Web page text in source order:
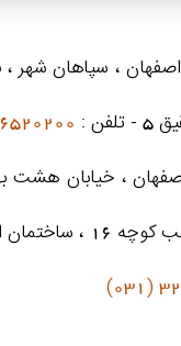
اصفهان ، سپاهان شهر ،
:
(031)
، خیابان هشت